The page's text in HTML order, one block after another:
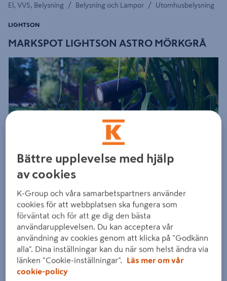
El, VVS, Belysning / Belysning och Lampor / Utomhusbelysning
MARKSPOT LIGHTSON ASTRO MÖRKGRÅ
LIGHTSON
Detaljerad beskrivning finns i produktbeskrivningsområdet
Föregående
Bättre upplevelse med hjälp
av cookies
K-Group och våra samarbetspartners använder
cookies för att webbplatsen ska fungera som
förväntat och för att ge dig den bästa
användarupplevelsen. Du kan acceptera vår
användning av cookies genom att klicka på "Godkänn
alla". Dina inställningar kan du när som helst ändra via
länken "Cookie-inställningar".
Läs mer om vår
cookie-policy